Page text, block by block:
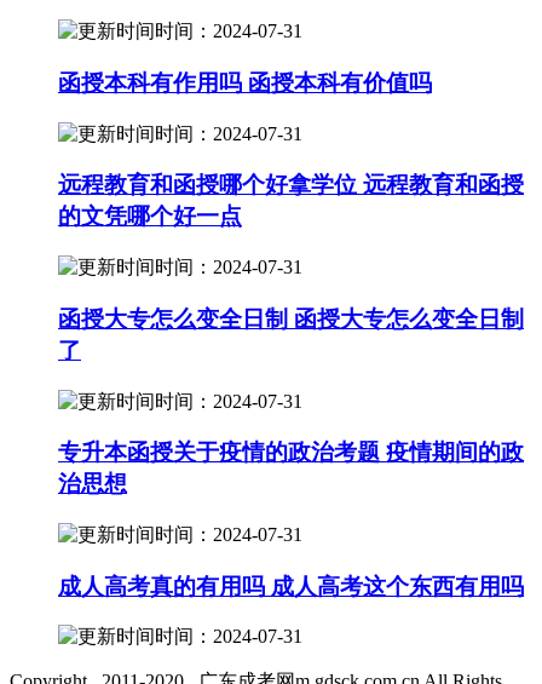
时间：2024-07-31
函授本科有作用吗 函授本科有价值吗
时间：2024-07-31
远程教育和函授哪个好拿学位 远程教育和函授
的文凭哪个好一点
时间：2024-07-31
函授大专怎么变全日制 函授大专怎么变全日制
了
时间：2024-07-31
专升本函授关于疫情的政治考题 疫情期间的政
治思想
时间：2024-07-31
成人高考真的有用吗 成人高考这个东西有用吗
时间：2024-07-31